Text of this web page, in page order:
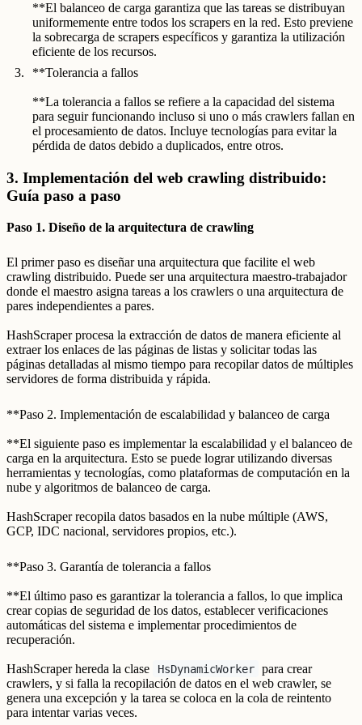
**El balanceo de carga garantiza que las tareas se distribuyan
uniformemente entre todos los scrapers en la red. Esto previene
la sobrecarga de scrapers específicos y garantiza la utilización
eficiente de los recursos.
**Tolerancia a fallos
**La tolerancia a fallos se refiere a la capacidad del sistema
para seguir funcionando incluso si uno o más crawlers fallan en
el procesamiento de datos. Incluye tecnologías para evitar la
pérdida de datos debido a duplicados, entre otros.
3. Implementación del web crawling distribuido:
Guía paso a paso
Paso 1. Diseño de la arquitectura de crawling
El primer paso es diseñar una arquitectura que facilite el web
crawling distribuido. Puede ser una arquitectura maestro-trabajador
donde el maestro asigna tareas a los crawlers o una arquitectura de
pares independientes a pares.
HashScraper procesa la extracción de datos de manera eficiente al
extraer los enlaces de las páginas de listas y solicitar todas las
páginas detalladas al mismo tiempo para recopilar datos de múltiples
servidores de forma distribuida y rápida.
**Paso 2. Implementación de escalabilidad y balanceo de carga
**El siguiente paso es implementar la escalabilidad y el balanceo de
carga en la arquitectura. Esto se puede lograr utilizando diversas
herramientas y tecnologías, como plataformas de computación en la
nube y algoritmos de balanceo de carga.
HashScraper recopila datos basados en la nube múltiple (AWS,
GCP, IDC nacional, servidores propios, etc.).
**Paso 3. Garantía de tolerancia a fallos
**El último paso es garantizar la tolerancia a fallos, lo que implica
crear copias de seguridad de los datos, establecer verificaciones
automáticas del sistema e implementar procedimientos de
recuperación.
HashScraper hereda la clase HsDynamicWorker para crear
crawlers, y si falla la recopilación de datos en el web crawler, se
genera una excepción y la tarea se coloca en la cola de reintento
para intentar varias veces.